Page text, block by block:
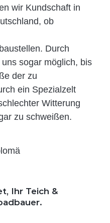
wir Kundschaft in
ob
Durch
sogar möglich, bis
der zu
ein Spezi­alzelt
Witterung
zu schweißen.
Ihr Teich &